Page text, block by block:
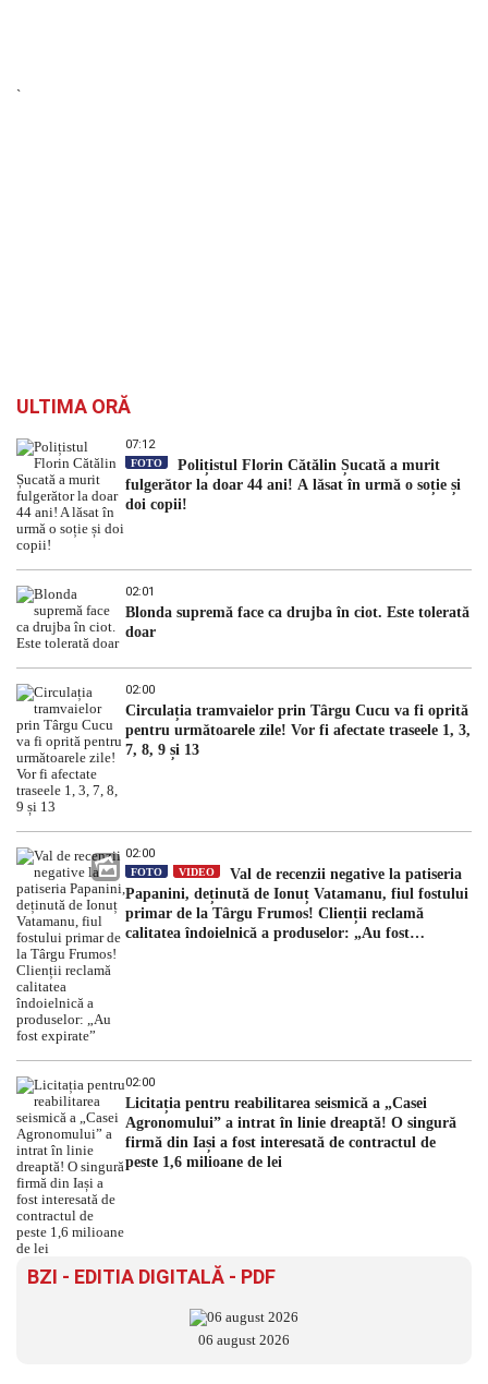
`
ULTIMA ORĂ
07:12
FOTO
Polițistul Florin Cătălin Șucată a murit
fulgerător la doar 44 ani! A lăsat în urmă o soție și
doi copii!
02:01
Blonda supremă face ca drujba în ciot. Este tolerată
doar
02:00
Circulația tramvaielor prin Târgu Cucu va fi oprită
pentru următoarele zile! Vor fi afectate traseele 1, 3,
7, 8, 9 și 13
02:00
FOTO VIDEO
Val de recenzii negative la patiseria
Papanini, deținută de Ionuț Vatamanu, fiul fostului
primar de la Târgu Frumos! Clienții reclamă
calitatea îndoielnică a produselor: „Au fost
02:00
Licitația pentru reabilitarea seismică a „Casei
Agronomului” a intrat în linie dreaptă! O singură
firmă din Iași a fost interesată de contractul de
peste 1,6 milioane de lei
BZI - EDITIA DIGITALĂ - PDF
06 august 2026